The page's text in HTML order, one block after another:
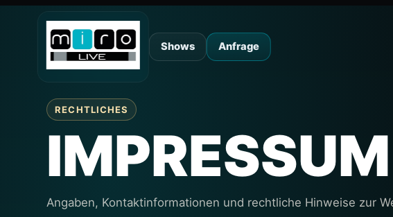
Shows Anfrage
RECHTLICHES
IMPRESSUM
Angaben, Kontaktinformationen und rechtliche Hinweise zur